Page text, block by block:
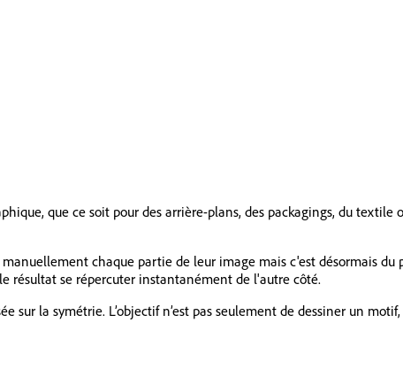
que ce soit pour des arrière-plans, des packagings, du textile
chaque partie de leur image mais c'est désormais du
résultat se répercuter instantanément de l'autre côté.
sur la symétrie. L’objectif n’est pas seulement de dessiner un